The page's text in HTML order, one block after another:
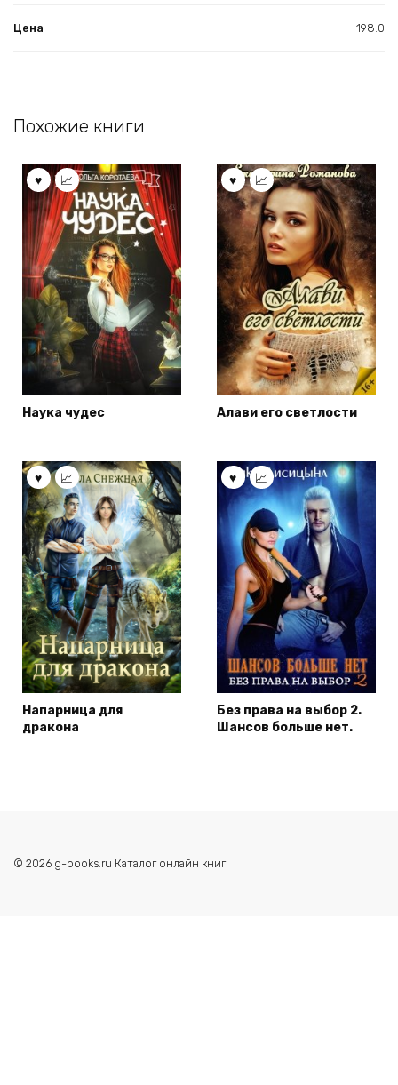
Цена 198.0
Похожие книги
Наука чудес Алави его светлости
Напарница для
дракона
Без права на выбор 2.
Шансов больше нет.
© 2026 g-books.ru Каталог онлайн книг